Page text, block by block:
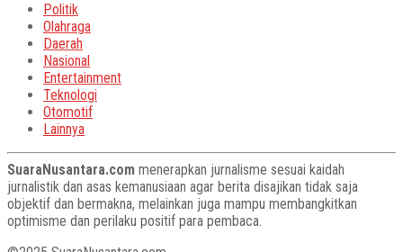
Politik
Olahraga
Daerah
Nasional
Entertainment
Teknologi
Otomotif
Lainnya
SuaraNusantara.com menerapkan jurnalisme sesuai kaidah
jurnalistik dan asas kemanusiaan agar berita disajikan tidak saja
objektif dan bermakna, melainkan juga mampu membangkitkan
optimisme dan perilaku positif para pembaca.